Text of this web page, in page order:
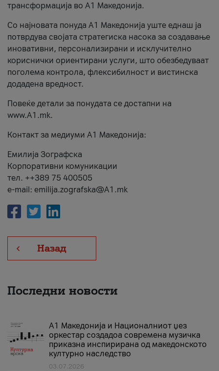
трансформација во А1 Македонија.
Со најновата понуда А1 Македонија уште еднаш ја
потврдува својата стратегиска насока за создавање
иновативни, персонализирани и исклучително
кориснички ориентирани услуги, што обезбедуваат
поголема контрола, флексибилност и вистинска
додадена вредност.
Повеќе детали за понудата се достапни на
www.А1.mk.
Контакт за медиуми А1 Македонија:
Емилија Зографска
Корпоративни комуникации
тел. ++389 75 400505
e-mail: emilija.zografska@A1.mk
Назад
Последни новости
А1 Македонија и Националниот џез
оркестар создадоа современа музичка
приказна инспирирана од македонското
културно наследство
03.07.2026